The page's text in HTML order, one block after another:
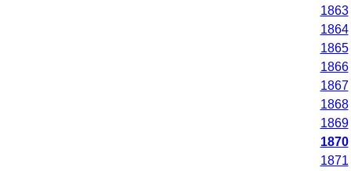
1863
1864
1865
1866
1867
1868
1869
1870
1871